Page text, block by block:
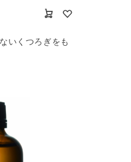
いくつろぎをも